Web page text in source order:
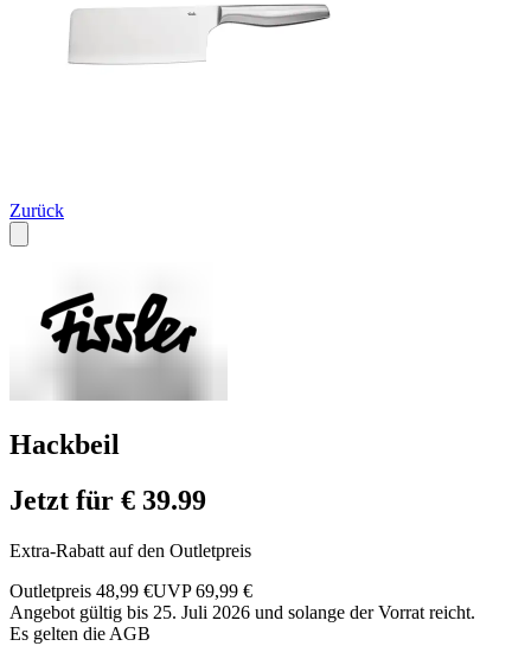
Zurück
Hackbeil
Jetzt für € 39.99
Extra-Rabatt auf den Outletpreis
Outletpreis 48,99 €UVP 69,99 €
Angebot gültig bis 25. Juli 2026 und solange der Vorrat reicht.
Es gelten die AGB